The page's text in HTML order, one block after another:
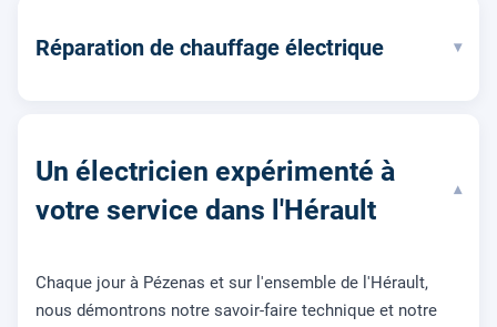
Réparation de chauffage électrique ▾
Un électricien expérimenté à
votre service dans l'Hérault
▾
Chaque jour à Pézenas et sur l'ensemble de l'Hérault,
nous démontrons notre savoir-faire technique et notre